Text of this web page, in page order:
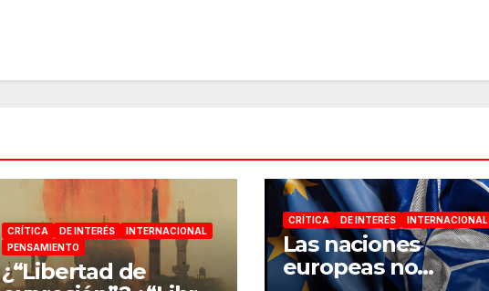
CRÍTICA DE INTERÉS
INTERNACIONAL
PENSAMIENTO
¿“Libertad de
CRÍTICA DE INTERÉS INTERNACIONAL
Las naciones
europeas no